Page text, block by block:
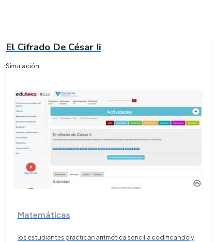
El Cifrado De César Ii
Simulación
Matemáticas
los estudiantes practican aritmética sencilla codificando y